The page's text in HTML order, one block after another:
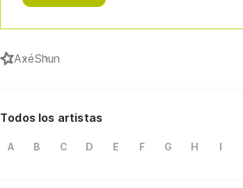
AxéShun
Todos los artistas
A B C D E F G H I